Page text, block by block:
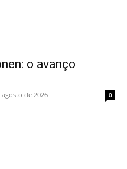
o avanço
agosto de 2026 0